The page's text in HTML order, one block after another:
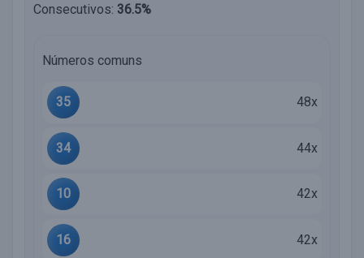
Consecutivos: 36.5%
Números comuns
35 48x
34 44x
10 42x
16 42x